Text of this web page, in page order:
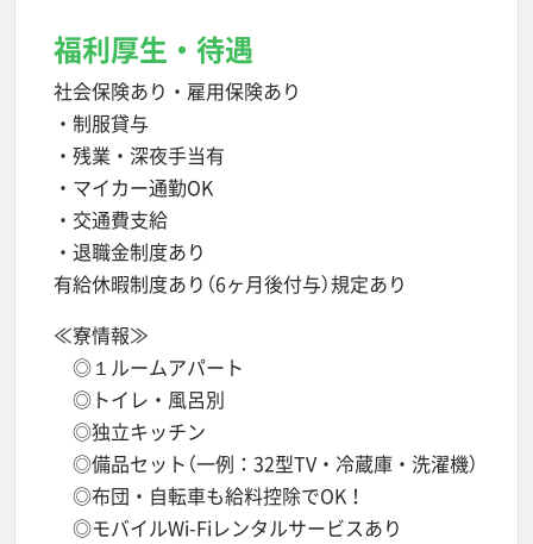
福利厚生・待遇
社会保険あり・雇用保険あり
・制服貸与
・残業・深夜手当有
・マイカー通勤OK
・交通費支給
・退職金制度あり
有給休暇制度あり（6ヶ月後付与）規定あり
≪寮情報≫
◎１ルームアパート
◎トイレ・風呂別
◎独立キッチン
◎備品セット（一例：32型TV・冷蔵庫・洗濯機）
◎布団・自転車も給料控除でOK！
◎モバイルWi-Fiレンタルサービスあり